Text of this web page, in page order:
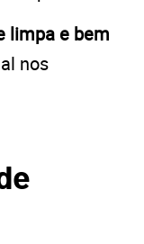
limpa e bem
nos